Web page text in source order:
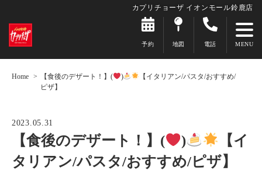
カプリチョーザ イオンモール鈴鹿店
予約 地図 電話
Home 【食後のデザート！】( )
【イタリアン/パスタ/おすすめ/
ピザ】
2023.05.31
【食後のデザート！】( )
【イ
タリアン/パスタ/おすすめ/ピザ】